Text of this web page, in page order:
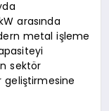
arasında
metal işleme
sektör
geliştirmesine